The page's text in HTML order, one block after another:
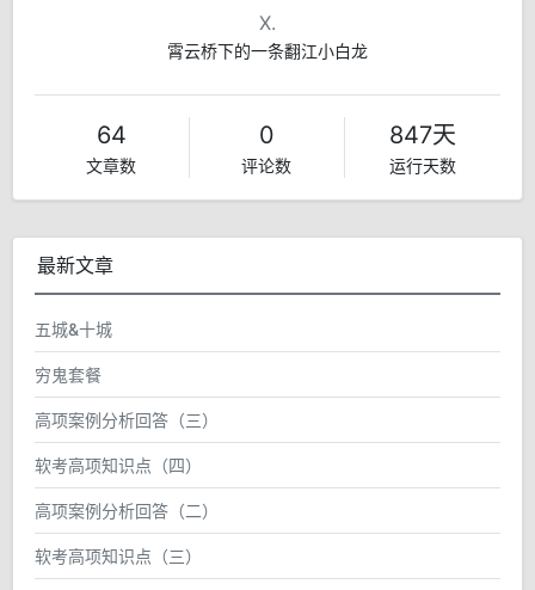
X.
霄云桥下的一条翻江小白龙
64
文章数
0
评论数
847天
运行天数
最新文章
五城&十城
穷鬼套餐
高项案例分析回答（三）
软考高项知识点（四）
高项案例分析回答（二）
软考高项知识点（三）